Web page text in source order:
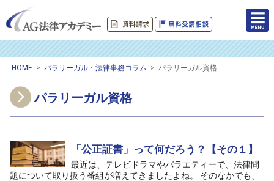
HOME > パラリーガル・法律事務コラム > パラリーガル資格
パラリーガル資格
「公正証書」って何だろう？【その１】
最近は、テレビドラマやバラエティーで、法律問
題について取り扱う番組が増えてきましたよね。 そのなかでも、